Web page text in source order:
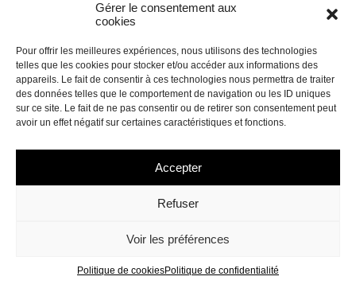
Gérer le consentement aux
cookies
Pour offrir les meilleures expériences, nous utilisons des technologies
telles que les cookies pour stocker et/ou accéder aux informations des
appareils. Le fait de consentir à ces technologies nous permettra de traiter
des données telles que le comportement de navigation ou les ID uniques
sur ce site. Le fait de ne pas consentir ou de retirer son consentement peut
avoir un effet négatif sur certaines caractéristiques et fonctions.
Accepter
Refuser
Voir les préférences
Politique de cookiesPolitique de confidentialité